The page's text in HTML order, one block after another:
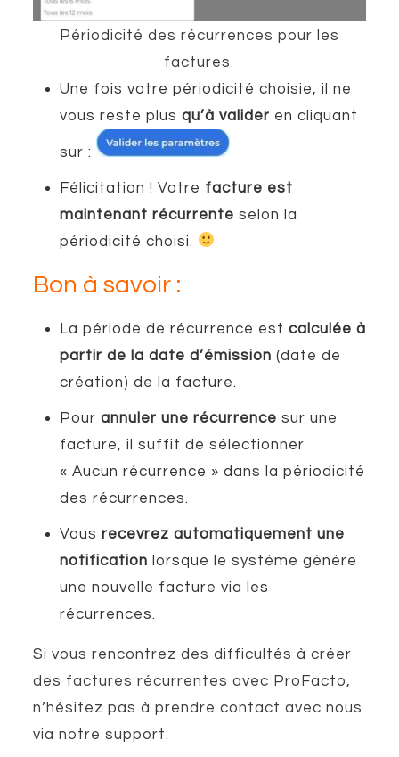
Périodicité des récurrences pour les
factures.
Une fois votre périodicité choisie, il ne
vous reste plus qu’à valider en cliquant
sur :
Félicitation ! Votre facture est
maintenant récurrente selon la
périodicité choisi.
Bon à savoir :
La période de récurrence est calculée à
partir de la date d’émission (date de
création) de la facture.
Pour annuler une récurrence sur une
facture, il suffit de sélectionner
« Aucun récurrence » dans la périodicité
des récurrences.
Vous recevrez automatiquement une
notification lorsque le système génère
une nouvelle facture via les
récurrences.
Si vous rencontrez des difficultés à créer
des factures récurrentes avec ProFacto,
n’hésitez pas à prendre contact avec nous
via notre support.